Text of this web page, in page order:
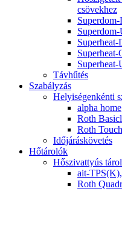
csövekhez
Távhűtés
Szabályzás
Helyiségenkénti
alpha home
Roth
Roth
Időjáráskövetés
Hőtárolók
Hőszivattyús
ait-
Roth